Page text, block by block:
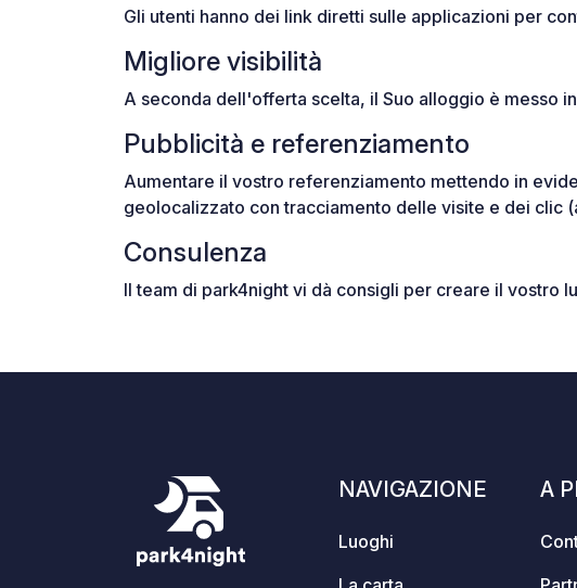
Gli utenti hanno dei link diretti sulle applicazioni per
Migliore visibilità
A seconda dell'offerta scelta, il Suo alloggio è messo
Pubblicità e referenziamento
Aumentare il vostro referenziamento mettendo in
geolocalizzato con tracciamento delle visite e dei clic
Consulenza
Il team di park4night vi dà consigli per creare il vostro
NAVIGAZIONE
Luoghi
A